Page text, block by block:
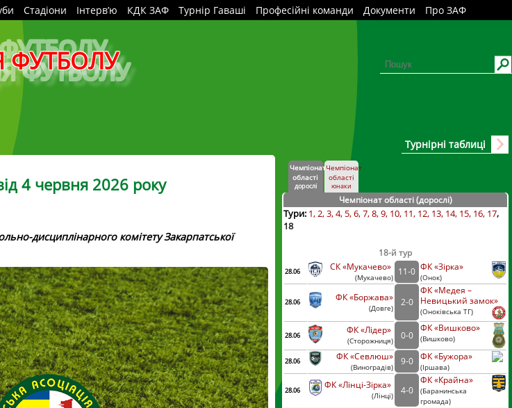
Стадіони Інтерв’ю КДК ЗАФ Турнір Гаваші Професійні команди Документи Про ЗАФ
ФУТБОЛУ
4 червня 2026 року
дисциплінарного комітету Закарпатської
Турнірні таблиці
Чемпіонат
області
дорослі
Чемпіонат
області
юнаки
Чемпіонат області (дорослі)
Тури: 1 2 3 4 5 6 7 8 9 10 11 12 13 14 15 16 17
18
18-й тур
28.06 СК «Мукачево»
(Мукачево)
11-0 ФК «Зірка»
(Онок)
28.06 ФК «Боржава»
(Довге)
2-0
ФК «Медея –
Невицький замок»
(Оноківська ТГ)
28.06
ФК «Лідер»
(Сторожниця)
0-0
ФК «Вишково»
(Вишково)
28.06 ФК «Севлюш»
(Виноградів)
9-0 ФК «Бужора»
(Іршава)
28.06
ФК «Лінці-Зірка»
(Лінці)
4-0
ФК «Крайна»
(Баранинська
громада)